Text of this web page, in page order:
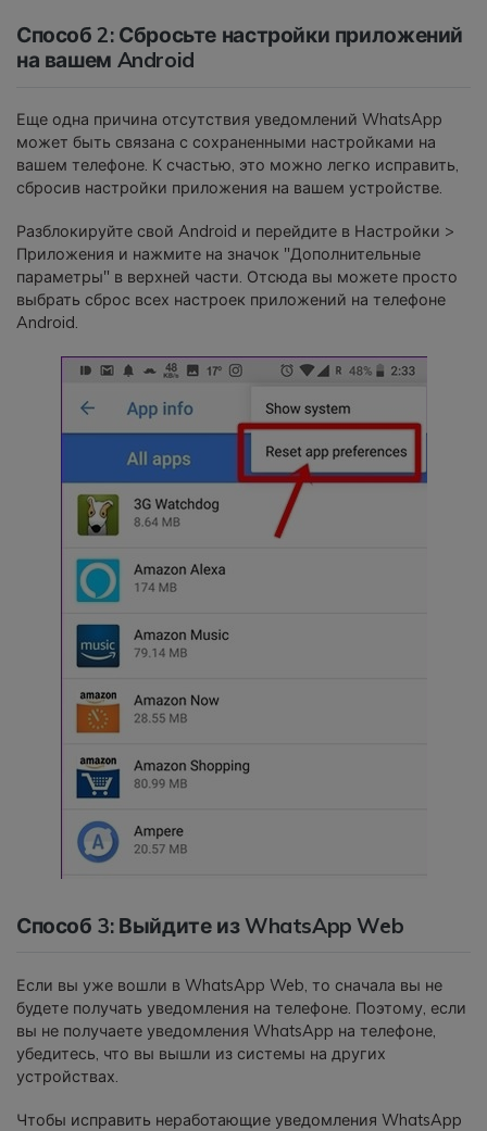
Способ 2: Сбросьте настройки приложений
на вашем Android
Еще одна причина отсутствия уведомлений WhatsApp
может быть связана с сохраненными настройками на
вашем телефоне. К счастью, это можно легко исправить,
сбросив настройки приложения на вашем устройстве.
Разблокируйте свой Android и перейдите в Настройки >
Приложения и нажмите на значок "Дополнительные
параметры" в верхней части. Отсюда вы можете просто
выбрать сброс всех настроек приложений на телефоне
Android.
Способ 3: Выйдите из WhatsApp Web
Если вы уже вошли в WhatsApp Web, то сначала вы не
будете получать уведомления на телефоне. Поэтому, если
вы не получаете уведомления WhatsApp на телефоне,
убедитесь, что вы вышли из системы на других
устройствах.
Чтобы исправить неработающие уведомления WhatsApp